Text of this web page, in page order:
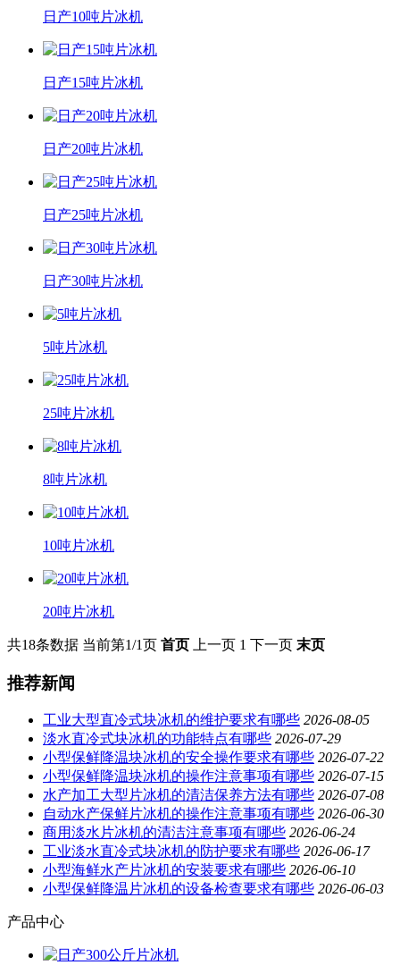
日产10吨片冰机
日产15吨片冰机
日产20吨片冰机
日产25吨片冰机
日产30吨片冰机
5吨片冰机
25吨片冰机
8吨片冰机
10吨片冰机
20吨片冰机
共18条数据 当前第1/1页 首页 上一页 1 下一页 末页
推荐新闻
工业大型直冷式块冰机的维护要求有哪些 2026-08-05
淡水直冷式块冰机的功能特点有哪些 2026-07-29
小型保鲜降温块冰机的安全操作要求有哪些 2026-07-22
小型保鲜降温块冰机的操作注意事项有哪些 2026-07-15
水产加工大型片冰机的清洁保养方法有哪些 2026-07-08
自动水产保鲜片冰机的操作注意事项有哪些 2026-06-30
商用淡水片冰机的清洁注意事项有哪些 2026-06-24
工业淡水直冷式块冰机的防护要求有哪些 2026-06-17
小型海鲜水产片冰机的安装要求有哪些 2026-06-10
小型保鲜降温片冰机的设备检查要求有哪些 2026-06-03
产品中心